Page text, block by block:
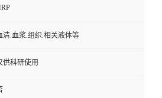
清.血浆.组织.相关液体等
供科研使用